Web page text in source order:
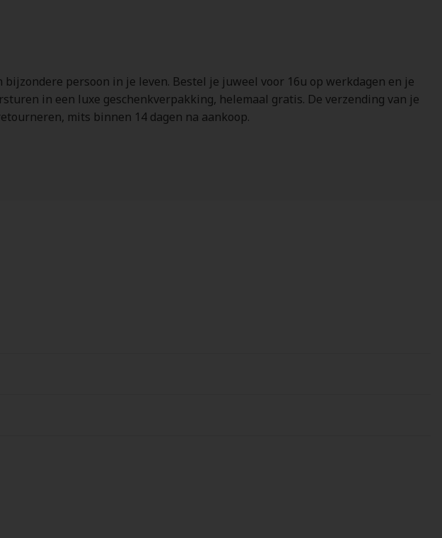
persoon in je leven. Bestel je juweel voor 16u op werkdagen en je
in een luxe geschenkverpakking, helemaal gratis. De verzending van je
mits binnen 14 dagen na aankoop.